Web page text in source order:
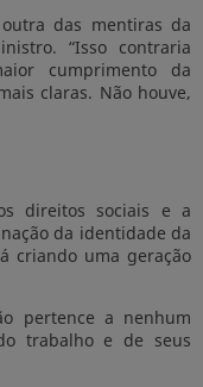
das mentiras da
“Isso contraria
cumprimento da
claras. Não houve,
direitos sociais e a
da identidade da
criando uma geração
pertence a nenhum
trabalho e de seus